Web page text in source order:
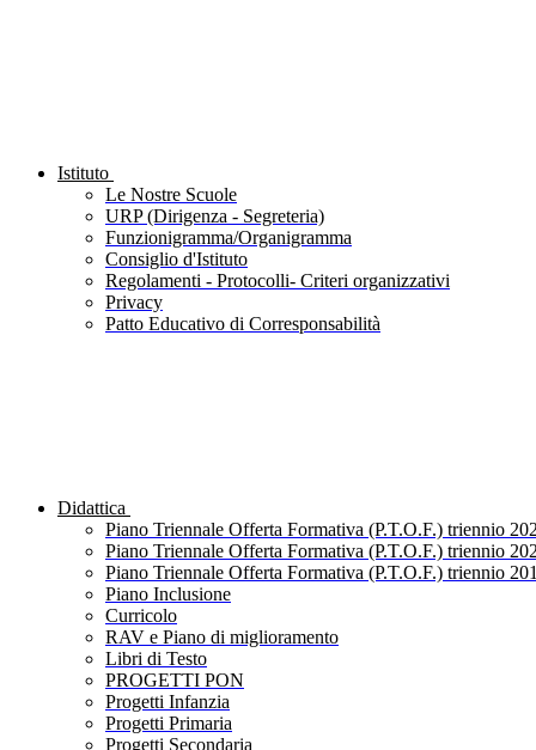
Istituto
Le Nostre Scuole
URP (Dirigenza - Segreteria)
Funzionigramma/Organigramma
Consiglio d'Istituto
Regolamenti - Protocolli- Criteri organizzativi
Privacy
Patto Educativo di Corresponsabilità
Didattica
Piano Triennale Offerta Formativa (P.T.O.F.) triennio
Piano Triennale Offerta Formativa (P.T.O.F.) triennio
Piano Triennale Offerta Formativa (P.T.O.F.) triennio
Piano Inclusione
Curricolo
RAV e Piano di miglioramento
Libri di Testo
PROGETTI PON
Progetti Infanzia
Progetti Primaria
Progetti Secondaria